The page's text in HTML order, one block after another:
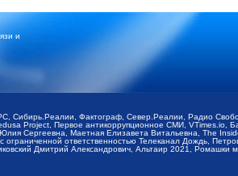
и
Сибирь.Реалии, Фактограф, Север.Реалии, Радио
Project, Первое антикоррупционное СМИ,
Сергеевна, Маетная Елизавета Витальевна, The
ответственностью Телеканал Дождь,
Дмитрий Александрович, Альтаир 2021, Ромашки